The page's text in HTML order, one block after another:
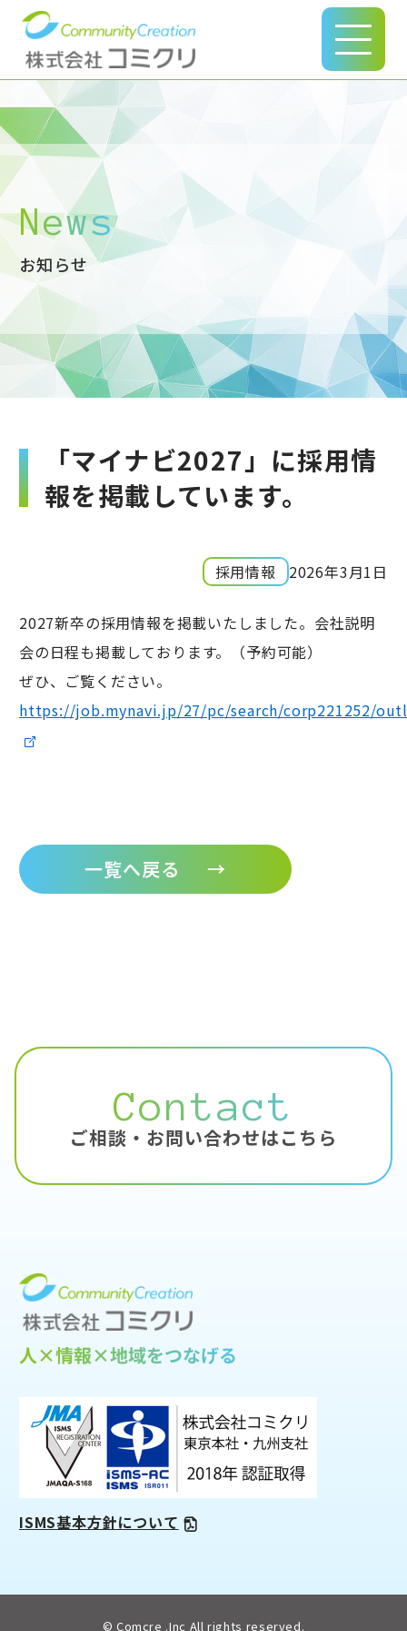
News
お知らせ
「マイナビ2027」に採用情
報を掲載しています。
採用情報 2026年3月1日
2027新卒の採用情報を掲載いたしました。会社説明
会の日程も掲載しております。（予約可能）
ぜひ、ご覧ください。
https://job.mynavi.jp/27/pc/search/corp221252/
一覧へ戻る →
Contact
ご相談・お問い合わせはこちら
ISMS基本方針について
© Comcre .Inc All rights reserved.